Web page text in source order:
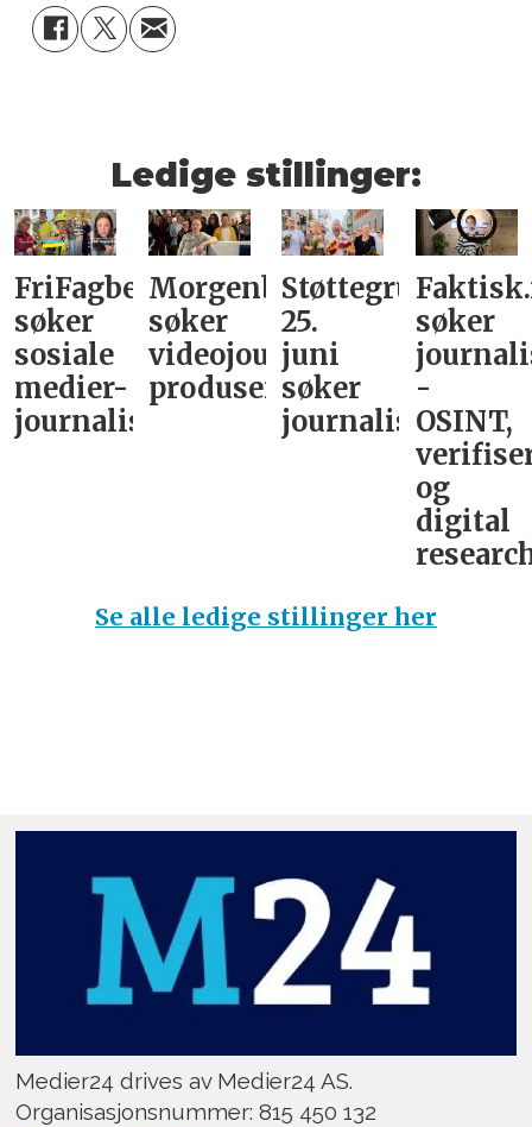
Ledige stillinger:
FriFagbevegelse
søker
sosiale
medier-
journalist
Morgenbladet
søker
videojournalist/podkast-
produsent
Støttegruppa
25.
juni
søker
journalist
søker
-
OSINT,
og
digital
Se alle ledige stillinger her
Medier24 drives av Medier24 AS.
Organisasjonsnummer: 815 450 132